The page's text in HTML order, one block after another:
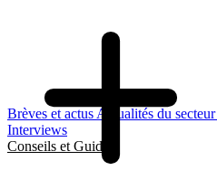
Brèves et actus Actualités du secteur
Interviews
Conseils et Guides